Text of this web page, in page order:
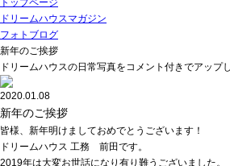
トップページ
ドリームハウスマガジン
フォトブログ
新年のご挨拶
ドリームハウスの日常写真をコメント付きでアップし
2020.01.08
新年のご挨拶
皆様、新年明けましておめでとうございます！
ドリームハウス 工務 前田です。
2019年は大変お世話になり有り難うございました。